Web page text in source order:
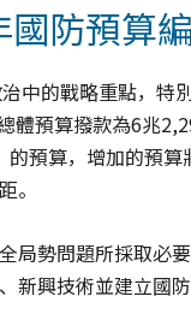
防預算
中的戰略重點，特
體預算撥款為6兆
預算，增加的預
。
局勢問題所採取必
興技術並建立國防